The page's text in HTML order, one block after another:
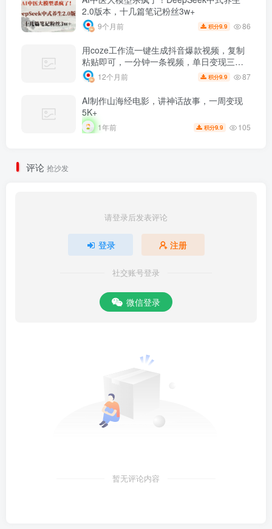
2.0版本，十几篇笔记粉丝3w+
9个月前 积分9.9 86
用coze工作流一键生成抖音爆款视频，复制
粘贴即可，一分钟一条视频，单日变现三位
数
12个月前 积分9.9 87
AI制作山海经电影，讲神话故事，一周变现
5K+
1年前 积分9.9 105
评论 抢沙发
请登录后发表评论
登录 注册
社交账号登录
微信登录
暂无评论内容